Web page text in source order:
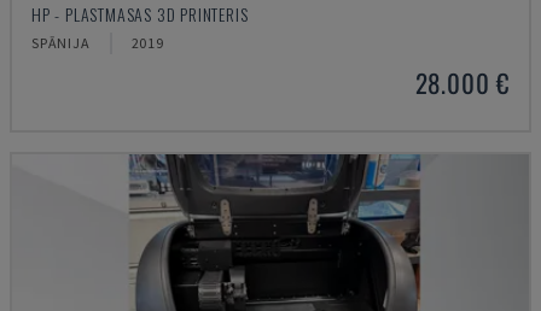
HP - PLASTMASAS 3D PRINTERIS
SPĀNIJA 2019
28.000 €